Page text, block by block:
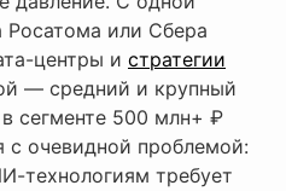
Росатома или Сбера
центры и стратегии
— средний и крупный
сегменте 500 млн+ ₽
с очевидной проблемой:
технологиям требует